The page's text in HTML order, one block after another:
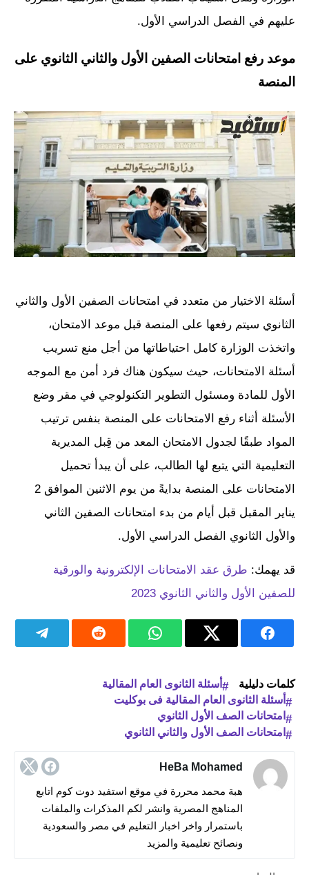
عليهم في الفصل الدراسي الأول.
موعد رفع امتحانات الصفين الأول والثاني الثانوي على
المنصة
أسئلة الاختيار من متعدد في امتحانات الصفين الأول والثاني
الثانوي سيتم رفعها على المنصة قبل موعد الامتحان،
واتخذت الوزارة كامل احتياطاتها من أجل منع تسريب
أسئلة الامتحانات، حيث سيكون هناك فرد أمن مع الموجه
الأول للمادة ومسئول التطوير التكنولوجي في مقر وضع
الأسئلة أثناء رفع الامتحانات على المنصة بنفس ترتيب
المواد طبقًا لجدول الامتحان المعد من قِبل المديرية
التعليمية التي يتبع لها الطالب، على أن يبدأ تحميل
الامتحانات على المنصة بدايةً من يوم الاثنين الموافق 2
يناير المقبل قبل أيام من بدء امتحانات الصفين الثاني
والأول الثانوي الفصل الدراسي الأول.
قد يهمك: طرق عقد الامتحانات الإلكترونية والورقية
للصفين الأول والثاني الثانوي 2023
كلمات دليلية
أسئلة الثانوى العام المقالية
أسئلة الثانوى العام المقالية فى بوكليت
امتحانات الصف الأول الثانوي
امتحانات الصف الأول والثاني الثانوي
HeBa Mohamed
هبة محمد محررة في موقع استفيد دوت كوم اتابع
المناهج المصرية وانشر لكم المذكرات والملفات
باستمرار واخر اخبار التعليم في مصر والسعودية
ونصائح تعليمية والمزيد